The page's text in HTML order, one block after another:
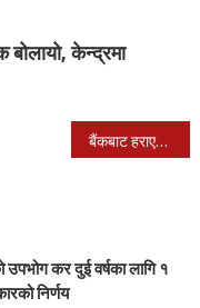
केन्द्रमा
बैंकबाट हराएको २३ लाख रुपैयाँ कर्मचारीकै भाउजुको घरमा फेला
उपभोग कर दुई वर्षका लागि १
निर्णय